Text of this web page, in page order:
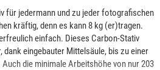
für jedermann und zu jeder fotografischen
kräftig, denn es kann 8 kg (er)tragen.
einfach. Dieses Carbon-Stativ
dank eingebauter Mittelsäule, bis zu einer
die minimale Arbeitshöhe von nur 203